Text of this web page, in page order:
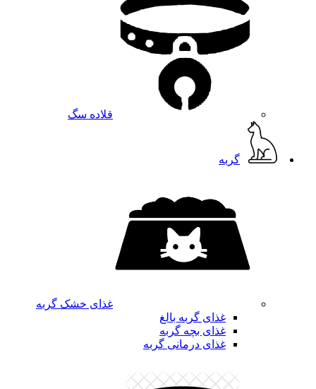
قلاده سگ
گربه
غذای خشک گربه
غذای گربه بالغ
غذای بچه گربه
غذای درمانی گربه